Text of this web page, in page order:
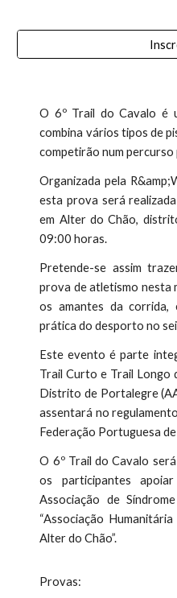
O 6º Trail do Cavalo é
combina vários tipos de
competirão num percurso
Organizada pela
esta prova será
em Alter do Chão,
09:00 horas.
Pretende-se assim
prova de atletismo nesta
os amantes da corrida,
prática do desporto no
Este evento é parte
Trail Curto e Trail Longo
Distrito de Portalegre
assentará no
Federação Portuguesa
O 6º Trail do Cavalo
os participantes
Associação de
“Associação
Alter do Chão”.
Provas: